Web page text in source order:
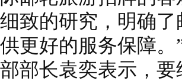
细致的研究，明确
供更好的服务保障
部部长袁奕表示，